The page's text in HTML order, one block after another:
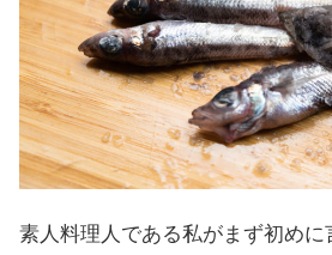
素人料理人である私がまず初めに